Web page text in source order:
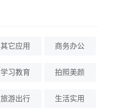
其它应用 商务办公
学习教育 拍照美颜
旅游出行 生活实用